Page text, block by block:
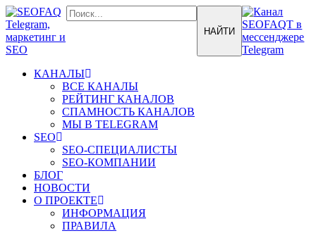
КАНАЛЫ
ВСЕ КАНАЛЫ
РЕЙТИНГ КАНАЛОВ
СПАМНОСТЬ КАНАЛОВ
МЫ В TELEGRAM
SEO
SEO-СПЕЦИАЛИСТЫ
SEO-КОМПАНИИ
БЛОГ
НОВОСТИ
О ПРОЕКТЕ
ИНФОРМАЦИЯ
ПРАВИЛА